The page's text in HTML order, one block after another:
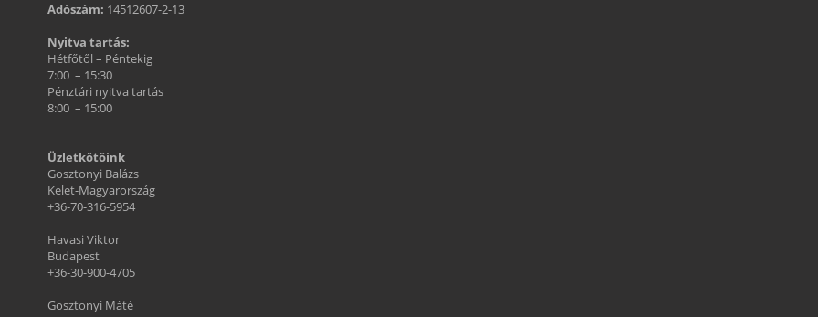
Adószám: 14512607-2-13
Nyitva tartás:
Hétfőtől – Péntekig
7:00 – 15:30
Pénztári nyitva tartás
8:00 – 15:00
Üzletkötőink
Gosztonyi Balázs
Kelet-Magyarország
+36-70-316-5954
Havasi Viktor
Budapest
+36-30-900-4705
Gosztonyi Máté